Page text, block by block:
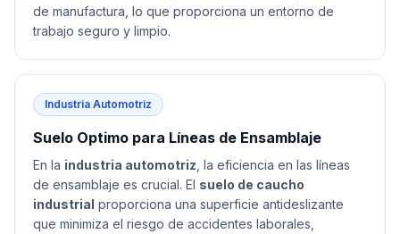
de manufactura, lo que proporciona un entorno de
trabajo seguro y limpio.
Industria Automotriz
Suelo Optimo para Líneas de Ensamblaje
En la industria automotriz , la eficiencia en las líneas
de ensamblaje es crucial. El suelo de caucho
industrial proporciona una superficie antideslizante
que minimiza el riesgo de accidentes laborales,